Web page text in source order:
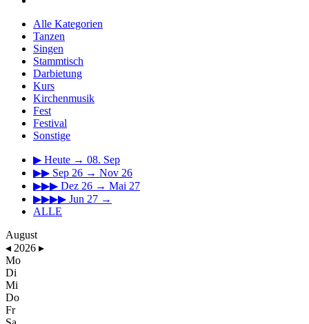
Alle Kategorien
Tanzen
Singen
Stammtisch
Darbietung
Kurs
Kirchenmusik
Fest
Festival
Sonstige
▶ Heute → 08. Sep
▶▶ Sep 26 → Nov 26
▶▶▶ Dez 26 → Mai 27
▶▶▶▶ Jun 27 →
ALLE
August
◂ 2026 ▸
Mo
Di
Mi
Do
Fr